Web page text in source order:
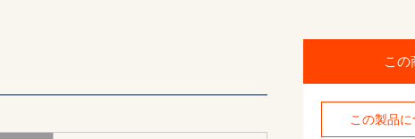
この
この製品